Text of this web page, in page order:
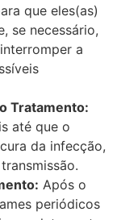
que eles(as)
se necessário,
a
Tratamento:
até que o
da infecção,
Após o
periódicos